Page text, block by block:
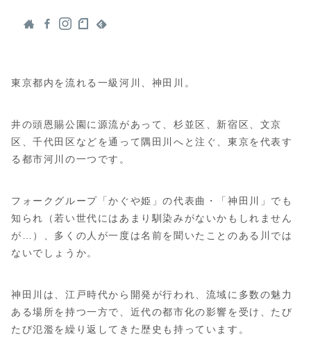
東京都内を流れる一級河川、神田川。
井の頭恩賜公園に源流があって、杉並区、新宿区、文京
区、千代田区などを通って隅田川へと注ぐ、東京を代表す
る都市河川の一つです。
フォークグループ「かぐや姫」の代表曲・「神田川」でも
知られ（若い世代にはあまり馴染みがないかもしれません
が…）、多くの人が一度は名前を聞いたことのある川では
ないでしょうか。
神田川は、江戸時代から開発が行われ、流域に多数の魅力
ある場所を持つ一方で、近代の都市化の影響を受け、たび
たび氾濫を繰り返してきた歴史も持っています。